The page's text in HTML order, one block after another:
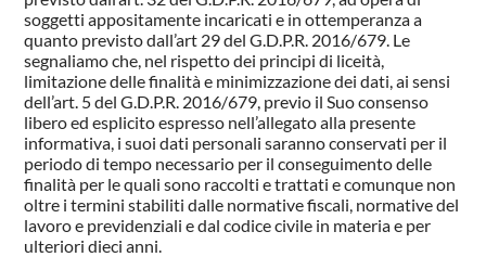
soggetti appositamente incaricati e in ottemperanza a
quanto previsto dall’art 29 del G.D.P.R. 2016/679. Le
segnaliamo che, nel rispetto dei principi di liceità,
limitazione delle finalità e minimizzazione dei dati, ai sensi
dell’art. 5 del G.D.P.R. 2016/679, previo il Suo consenso
libero ed esplicito espresso nell’allegato alla presente
informativa, i suoi dati personali saranno conservati per il
periodo di tempo necessario per il conseguimento delle
finalità per le quali sono raccolti e trattati e comunque non
oltre i termini stabiliti dalle normative fiscali, normative del
lavoro e previdenziali e dal codice civile in materia e per
ulteriori dieci anni.